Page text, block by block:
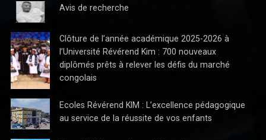
Avis de recherche
Clôture de l’année académique 2025-2026 à
l’Université Révérend Kim : 700 nouveaux
diplômés prêts à relever les défis du marché
congolais
Ecoles Révérend KIM : L’excellence pédagogique
au service de la réussite de vos enfants